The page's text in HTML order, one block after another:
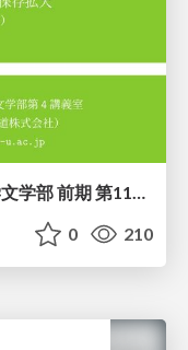
[2026前期火５] 論理学（京都大学文学部 前期 第11回）「ハーモニー：三層モデルと保存拡大」
0 210